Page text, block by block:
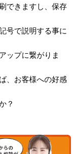
できますし、保存
号で説明する事に
ップに繋がりま
、お客様への好感
？